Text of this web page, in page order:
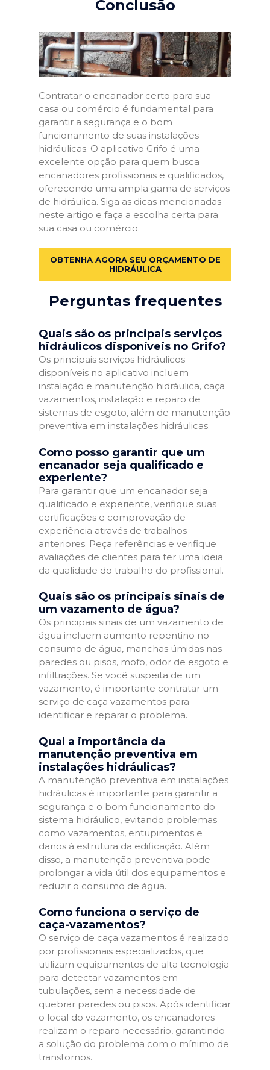
Conclusão
Contratar o encanador certo para sua
casa ou comércio é fundamental para
garantir a segurança e o bom
funcionamento de suas instalações
hidráulicas. O aplicativo Grifo é uma
excelente opção para quem busca
encanadores profissionais e qualificados,
oferecendo uma ampla gama de serviços
de hidráulica. Siga as dicas mencionadas
neste artigo e faça a escolha certa para
sua casa ou comércio.
OBTENHA AGORA SEU ORÇAMENTO DE
HIDRÁULICA
Perguntas frequentes
Quais são os principais serviços
hidráulicos disponíveis no Grifo?
Os principais serviços hidráulicos
disponíveis no aplicativo incluem
instalação e manutenção hidráulica, caça
vazamentos, instalação e reparo de
sistemas de esgoto, além de manutenção
preventiva em instalações hidráulicas.
Como posso garantir que um
encanador seja qualificado e
experiente?
Para garantir que um encanador seja
qualificado e experiente, verifique suas
certificações e comprovação de
experiência através de trabalhos
anteriores. Peça referências e verifique
avaliações de clientes para ter uma ideia
da qualidade do trabalho do profissional.
Quais são os principais sinais de
um vazamento de água?
Os principais sinais de um vazamento de
água incluem aumento repentino no
consumo de água, manchas úmidas nas
paredes ou pisos, mofo, odor de esgoto e
infiltrações. Se você suspeita de um
vazamento, é importante contratar um
serviço de caça vazamentos para
identificar e reparar o problema.
Qual a importância da
manutenção preventiva em
instalações hidráulicas?
A manutenção preventiva em instalações
hidráulicas é importante para garantir a
segurança e o bom funcionamento do
sistema hidráulico, evitando problemas
como vazamentos, entupimentos e
danos à estrutura da edificação. Além
disso, a manutenção preventiva pode
prolongar a vida útil dos equipamentos e
reduzir o consumo de água.
Como funciona o serviço de
caça-vazamentos?
O serviço de caça vazamentos é realizado
por profissionais especializados, que
utilizam equipamentos de alta tecnologia
para detectar vazamentos em
tubulações, sem a necessidade de
quebrar paredes ou pisos. Após identificar
o local do vazamento, os encanadores
realizam o reparo necessário, garantindo
a solução do problema com o mínimo de
transtornos.